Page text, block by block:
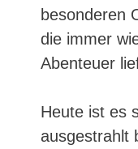
besonderen
die immer
Abenteuer
Heute ist es
ausgestrahlt